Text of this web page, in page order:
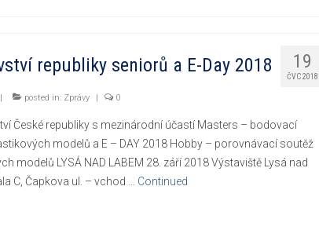
19
ČVC 2018
republiky seniorů a E-Day 2018
posted in: Zprávy | 0
České republiky s mezinárodní účastí Masters – bodovací
modelů a E – DAY 2018 Hobby – porovnávací soutěž
modelů LYSÁ NAD LABEM 28. září 2018 Výstaviště Lysá nad
C, Čapkova ul. – vchod … Continued